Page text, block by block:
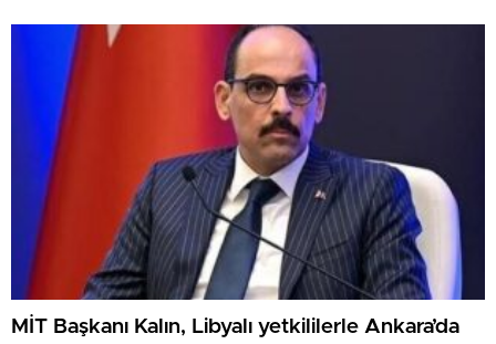
MİT Başkanı Kalın, Libyalı yetkililerle Ankara’da